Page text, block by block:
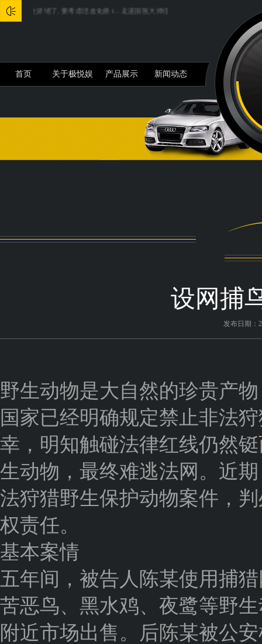
淤堵了, 要考虑活血化瘀1... 走进国医大师伍炳彩, 深度揭秘“湿病诊疗体系”... 明
首页 关于极悦娱 产品展示 新闻动态
设网捕
发布日期：
野生动物是大自然的珍贵产
国家已经明确规定禁止非法
幸，明知触碰法律红线仍然
生动物，最终难逃法网。近
法狩猎野生保护动物案件，
权责任。
基本案情
五年间，被告人陈某使用捕
苦恶鸟、黑水鸡、夜鹭等野
附近市场出售。后陈某被公